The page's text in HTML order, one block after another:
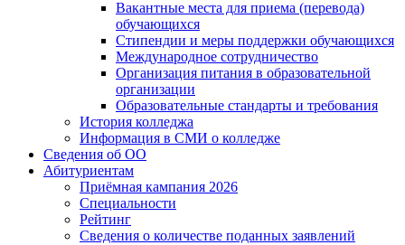
Вакантные места для приема (перевода)
обучающихся
Стипендии и меры поддержки обучающихся
Международное сотрудничество
Организация питания в образовательной
организации
Образовательные стандарты и требования
История колледжа
Информация в СМИ о колледже
Сведения об ОО
Абитуриентам
Приёмная кампания 2026
Специальности
Рейтинг
Сведения о количестве поданных заявлений